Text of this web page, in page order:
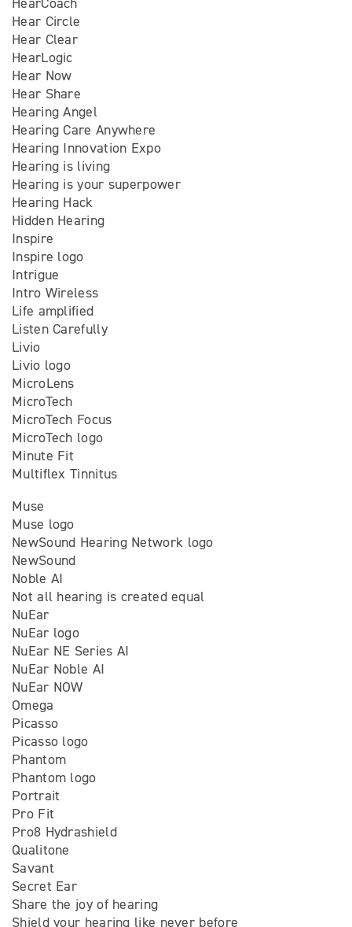
Hear Circle
Hear Clear
HearLogic
Hear Now
Hear Share
Hearing Angel
Hearing Care Anywhere
Hearing Innovation Expo
Hearing is living
Hearing is your superpower
Hearing Hack
Hidden Hearing
Inspire
Inspire logo
Intrigue
Intro Wireless
Life amplified
Listen Carefully
Livio
Livio logo
MicroLens
MicroTech
MicroTech Focus
MicroTech logo
Minute Fit
Multiflex Tinnitus
Muse
Muse logo
NewSound Hearing Network logo
NewSound
Noble AI
Not all hearing is created equal
NuEar
NuEar logo
NuEar NE Series AI
NuEar Noble AI
NuEar NOW
Omega
Picasso
Picasso logo
Phantom
Phantom logo
Portrait
Pro Fit
Pro8 Hydrashield
Qualitone
Savant
Secret Ear
Share the joy of hearing
Shield your hearing like never before